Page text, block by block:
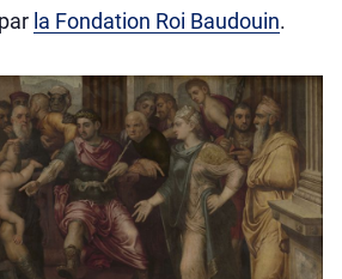
la Fondation Roi Baudouin.